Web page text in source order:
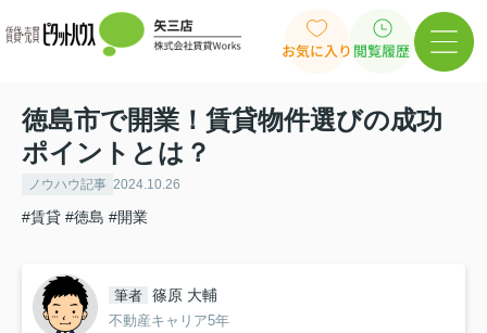
お気に入り 閲覧履歴
徳島市で開業！賃貸物件選びの成功
ポイントとは？
ノウハウ記事 2024.10.26
#賃貸 #徳島 #開業
筆者 篠原 大輔
不動産キャリア5年